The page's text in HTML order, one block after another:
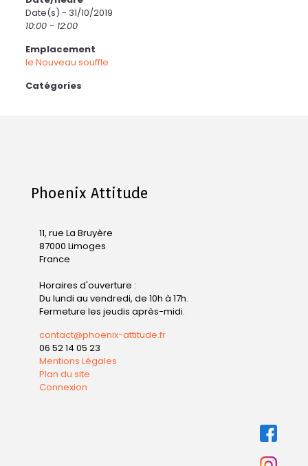
Date(s) - 31/10/2019
10:00 - 12:00
Emplacement
le Nouveau souffle
Catégories
Phoenix Attitude
11, rue La Bruyère
87000 Limoges
France
Horaires d'ouverture :
Du lundi au vendredi, de 10h à 17h.
Fermeture les jeudis après-midi.
contact@phoenix-attitude.fr
06 52 14 05 23
Mentions Légales
Plan du site
Connexion